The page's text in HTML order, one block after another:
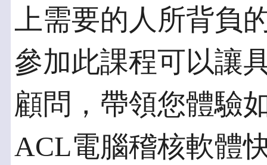
上需要的人所背負
參加此課程可以讓
顧問，帶領您體驗
ACL電腦稽核軟體